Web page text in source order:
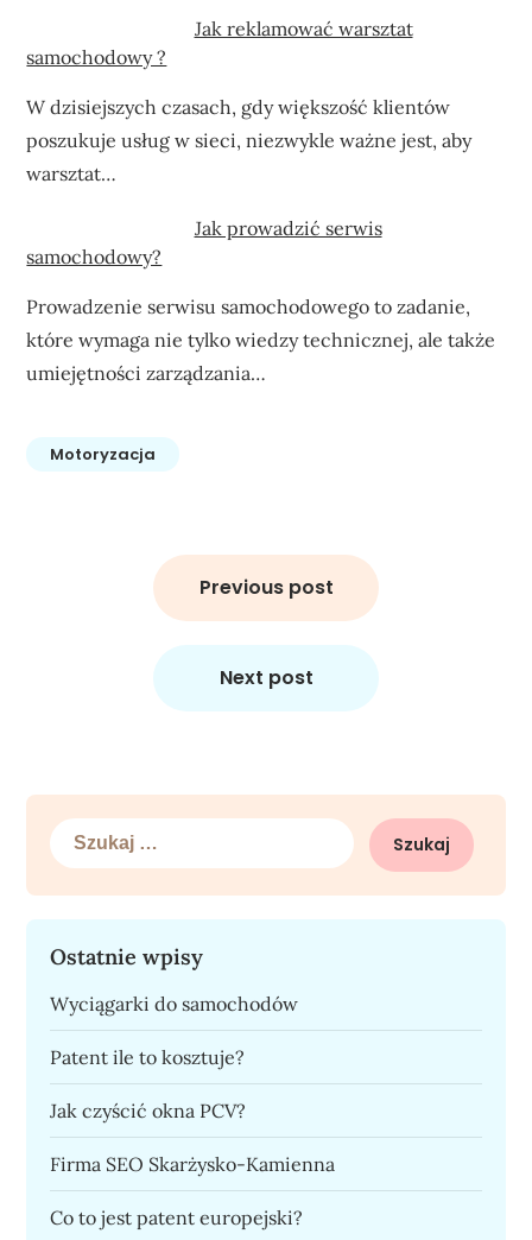
Jak reklamować warsztat
samochodowy ?
W dzisiejszych czasach, gdy większość klientów
poszukuje usług w sieci, niezwykle ważne jest, aby
warsztat…
Jak prowadzić serwis
samochodowy?
Prowadzenie serwisu samochodowego to zadanie,
które wymaga nie tylko wiedzy technicznej, ale także
umiejętności zarządzania…
Motoryzacja
Previous post
Next post
Szukaj:
Ostatnie wpisy
Wyciągarki do samochodów
Patent ile to kosztuje?
Jak czyścić okna PCV?
Firma SEO Skarżysko-Kamienna
Co to jest patent europejski?